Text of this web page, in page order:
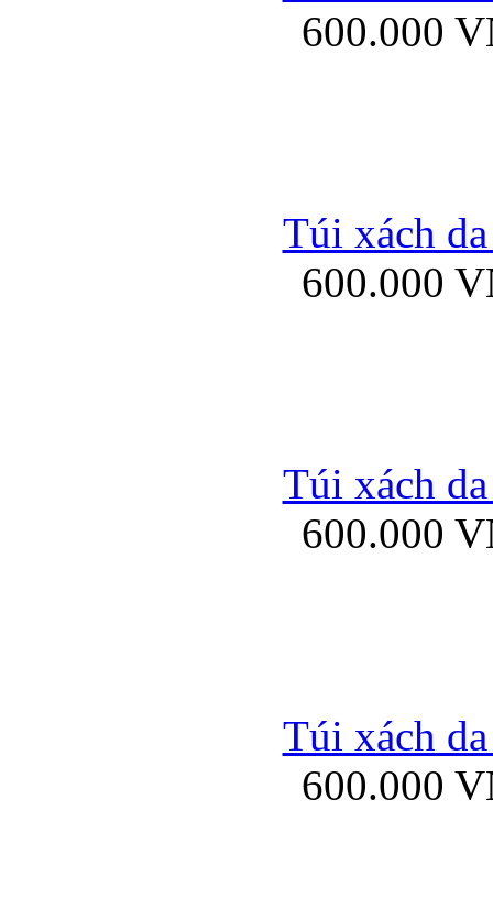
Ốp lưng
600.000
Túi xách
600.000
Túi xách
600.000
Túi xách
600.000